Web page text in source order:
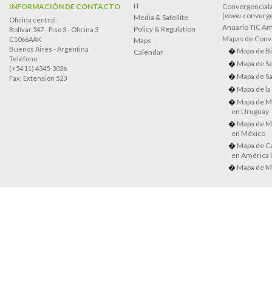
INFORMACIÓN DE CONTACTO
Oficina central:
Bolívar 547 - Piso 3 - Oficina 3
C1066AAK
Buenos Aires - Argentina
Teléfono:
(+54 11) 4345-3036
Fax: Extensión 523
IT
Media & Satellite
Policy & Regulation
Maps
Calendar
Anuario TIC
Mapas de
Mapa de
Mapa de
Mapa de
Mapa de
Mapa de
en Uruguay
Mapa de
en México
Mapa de
en América
Mapa de